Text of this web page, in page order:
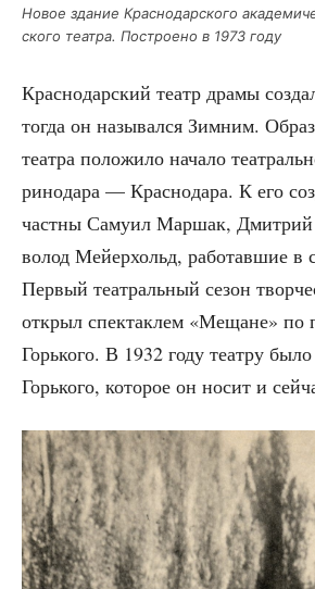
Новое зда­ние Крас­но­дар­ско­го
ско­го теат­ра. Постро­е­но в 1973 году
Крас­но­дар­ский театр дра­мы
тогда он назы­вал­ся Зим­ним.
теат­ра поло­жи­ло нача­ло
ри­но­да­ра — Крас­но­да­ра. К его
част­ны Саму­ил Мар­шак,
во­лод Мей­ер­хольд, рабо­тав­шие в
Пер­вый теат­раль­ный сезон
открыл спек­так­лем «Мещане» по
Горь­ко­го. В 1932 году теат­ру
Горь­ко­го, кото­рое он носит и